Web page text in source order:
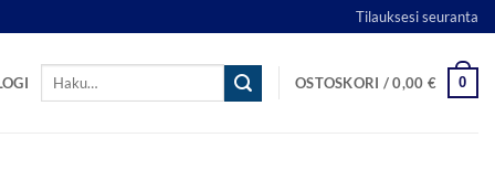
Tilauksesi seuranta
Etsi:
OSTOSKORI /0,00 € 0